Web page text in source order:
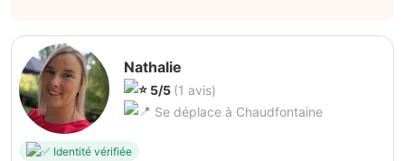
Nathalie
5/5 (1 avis)
Se déplace à Chaudfontaine
Identité vérifiée